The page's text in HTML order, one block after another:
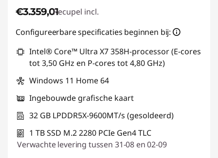
€3.359,01Recupel incl.
Configureerbare specificaties beginnen bij:
Intel® Core™ Ultra X7 358H-processor (E-cores
tot 3,50 GHz en P-cores tot 4,80 GHz)
Windows 11 Home 64
Ingebouwde grafische kaart
32 GB LPDDR5X-9600MT/s (gesoldeerd)
1 TB SSD M.2 2280 PCIe Gen4 TLC
Verwachte levering tussen 31-08 en 02-09